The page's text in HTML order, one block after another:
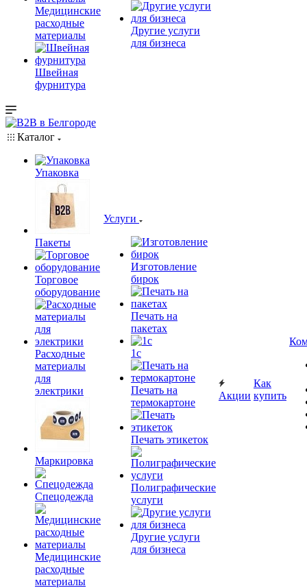
Медицинские
расходные
материалы
Швейная
фурнитура
Другие услуги
для бизнеса
Каталог
Упаковка
Пакеты
Торговое
оборудование
Расходные
материалы
для
электрики
Маркировка
Спецодежда
Медицинские
расходные
материалы
Услуги
Изготовление
бирок
Печать на
пакетах
1c
Печать на
термокартоне
Печать этикеток
Полиграфические
услуги
Другие услуги
для бизнеса
Акции
Как
купить